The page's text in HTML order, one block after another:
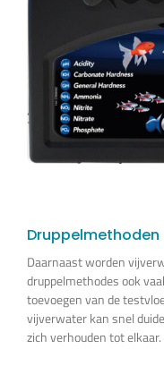
Druppelmethoden
Daarnaast worden
druppelmethodes ook
toevoegen van de
vijverwater kan snel
zich verhouden tot elkaar.